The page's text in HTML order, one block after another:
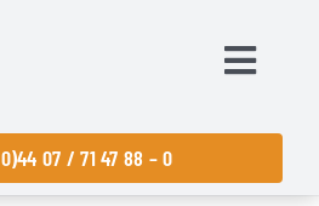
Toggle
07 / 71 47 88 – 0